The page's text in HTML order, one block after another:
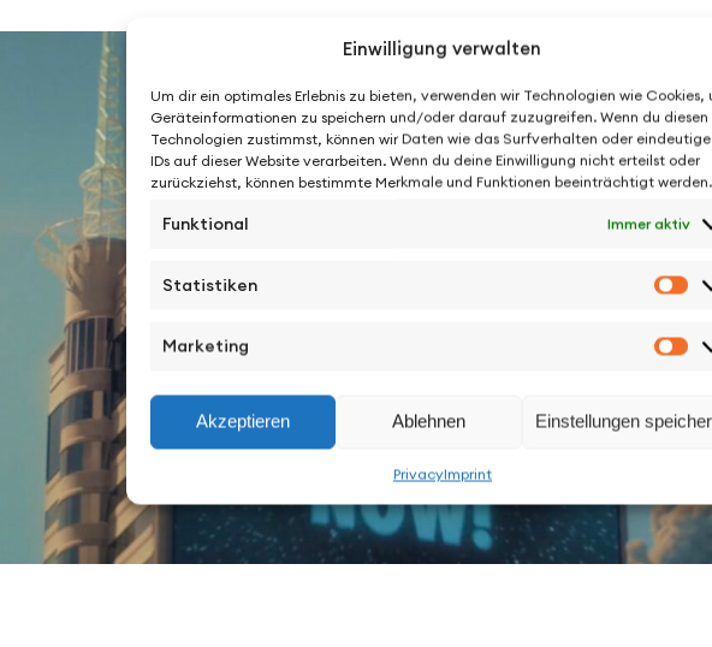
Einwilligung verwalten
Um dir ein optimales Erlebnis zu bieten, verwenden wir Technologien wie Cookies,
Geräteinformationen zu speichern und/oder darauf zuzugreifen. Wenn du diesen
Technologien zustimmst, können wir Daten wie das Surfverhalten oder eindeutige
IDs auf dieser Website verarbeiten. Wenn du deine Einwilligung nicht erteilst oder
zurückziehst, können bestimmte Merkmale und Funktionen beeinträchtigt werden.
Funktional Immer aktiv
Statistiken
Marketing
Akzeptieren Ablehnen Einstellungen
PrivacyImprint